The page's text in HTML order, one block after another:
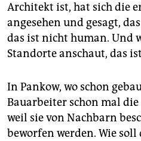
Architekt ist, hat sich die
angesehen und gesagt,
das ist nicht human. Und
Standorte anschaut, das
In Pankow, wo schon
Bauarbeiter schon mal
weil sie von Nachbarn
beworfen werden. Wie